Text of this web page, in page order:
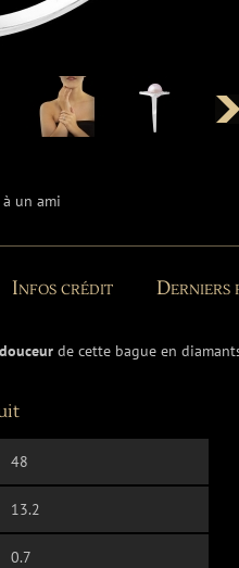
un ami
Infos crédit Derniers
de cette bague en
48
13.2
0.7